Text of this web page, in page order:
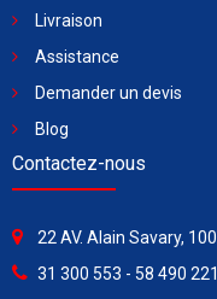
Livraison
Assistance
Demander un devis
Blog
Contactez-nous
22 AV. Alain Savary,
31 300 553 - 58 490 221